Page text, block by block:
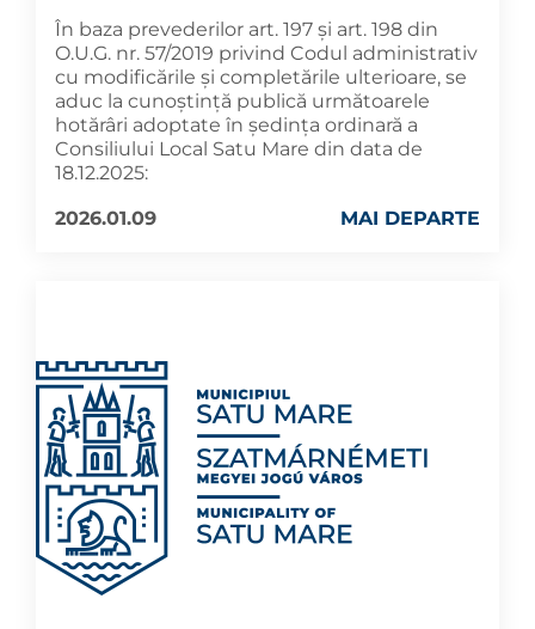
În baza prevederilor art. 197 și art. 198 din
O.U.G. nr. 57/2019 privind Codul administrativ
cu modificările și completările ulterioare, se
aduc la cunoştinţă publică următoarele
hotărâri adoptate în şedința ordinară a
Consiliului Local Satu Mare din data de
18.12.2025:
2026.01.09
MAI DEPARTE